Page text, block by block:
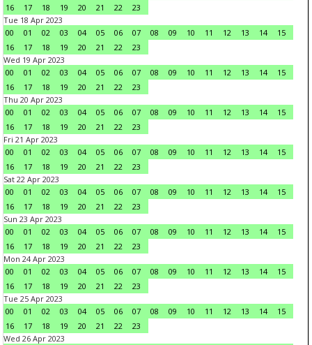
16
17 18 19 20 21 22
23
Tue 18 Apr 2023
00
01 02 03 04 05 06 07 08 09 10 11 12 13 14
15
16
17 18 19 20 21 22
23
Wed 19 Apr 2023
00
01 02 03 04 05 06 07 08 09 10 11 12 13 14
15
16
17 18 19 20 21 22
23
Thu 20 Apr 2023
00
01 02 03 04 05 06 07 08 09 10 11 12 13 14
15
16
17 18 19 20 21 22
23
Fri 21 Apr 2023
00
01 02 03 04 05 06 07 08 09 10 11 12 13 14
15
16
17 18 19 20 21 22
23
Sat 22 Apr 2023
00
01 02 03 04 05 06 07 08 09 10 11 12 13 14
15
16
17 18 19 20 21 22
23
Sun 23 Apr 2023
00
01 02 03 04 05 06 07 08 09 10 11 12 13 14
15
16
17 18 19 20 21 22
23
Mon 24 Apr 2023
00
01 02 03 04 05 06 07 08 09 10 11 12 13 14
15
16
17 18 19 20 21 22
23
Tue 25 Apr 2023
00
01 02 03 04 05 06 07 08 09 10 11 12 13 14
15
16
17 18 19 20 21 22
23
Wed 26 Apr 2023